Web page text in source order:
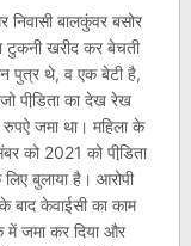
निवासी बालकुंवर बसोर
टुकनी खरीद कर बेचती
पुत्र थे, व एक बेटी है,
पीडि़ता का देख रेख
जमा था। महिला के
को 2021 को पीडि़ता
बुलाया है। आरोपी
केवाईसी का काम
में जमा कर दिया और